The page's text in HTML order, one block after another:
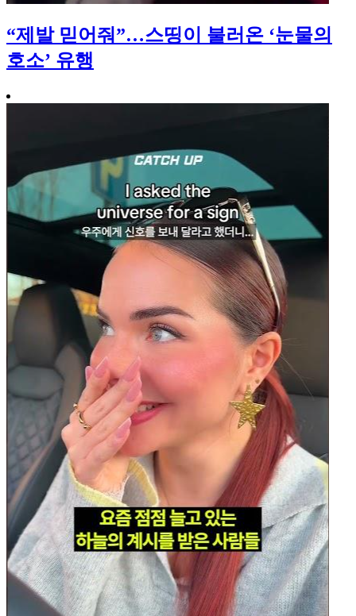
“제발 믿어줘”…스띵이 불러온 ‘눈물의
호소’ 유행